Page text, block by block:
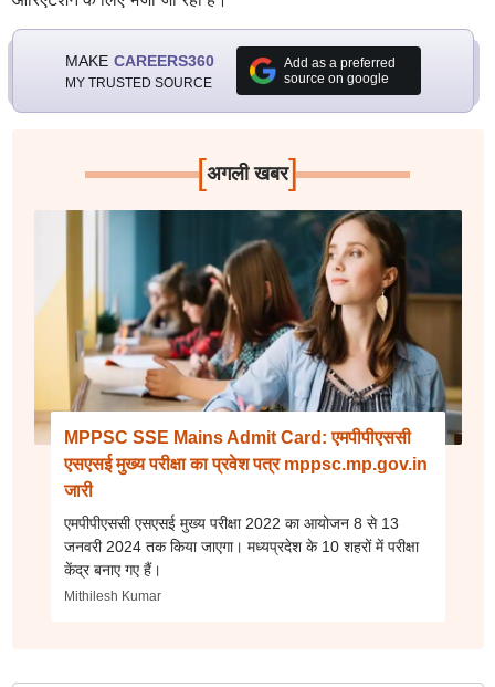
MAKE CAREERS360
MY TRUSTED SOURCE
Add as a preferred
source on google
[अगली खबर]
MPPSC SSE Mains Admit Card: एमपीपीएससी
एसएसई मुख्य परीक्षा का प्रवेश पत्र mppsc.mp.gov.in
जारी
एमपीपीएससी एसएसई मुख्य परीक्षा 2022 का आयोजन 8 से 13
जनवरी 2024 तक किया जाएगा। मध्यप्रदेश के 10 शहरों में परीक्षा
केंद्र बनाए गए हैं।
Mithilesh Kumar